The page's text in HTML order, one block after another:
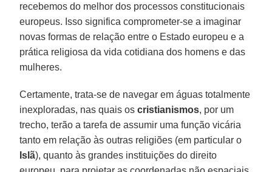
recebemos do melhor dos processos constitucionais
europeus. Isso significa comprometer-se a imaginar
novas formas de relação entre o Estado europeu e a
prática religiosa da vida cotidiana dos homens e das
mulheres.
Certamente, trata-se de navegar em águas totalmente
inexploradas, nas quais oscristianismos, por um
trecho, terão a tarefa de assumir uma função vicária
tanto em relação às outras religiões (em particular o
Islã), quanto às grandes instituições do direito